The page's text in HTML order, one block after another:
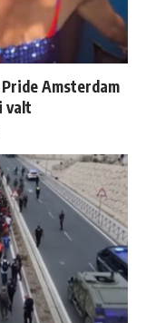
Amsterdam
valt